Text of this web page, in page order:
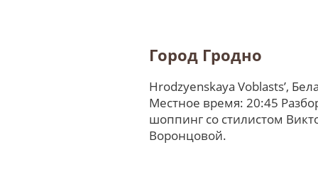
Город Гродно
Hrodzyenskaya Voblastsʼ,
Местное время: 20:45
шоппинг со стилистом
Воронцовой.